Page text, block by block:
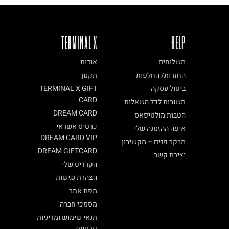
TERMINAL X
אודות
תקנון
TERMINAL X GIFT
CARD
DREAM CARD
כרטיס אשראי
DREAM CARD VIP
DREAM GIFTCARD
הקרדיט שלי
הצהרת נגישות
מפת אתר
מסמכי חברה
תנאי שימוש ומדיניות
HELP
משלוחים
החזרות/ החלפות
ביטול עסקה
תשובות לכל השאלות
הטבות מולטיפאס
איפה ההזמנה שלי
מבקר פנים – מקשיבון
יצירת קשר